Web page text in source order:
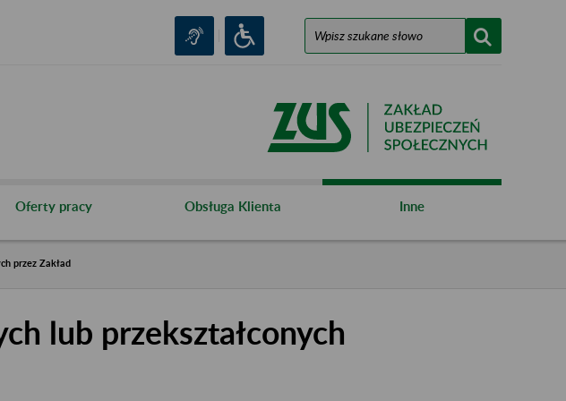
Oferty pracy Obsługa Klienta Inne
przez Zakład
lub przekształconych